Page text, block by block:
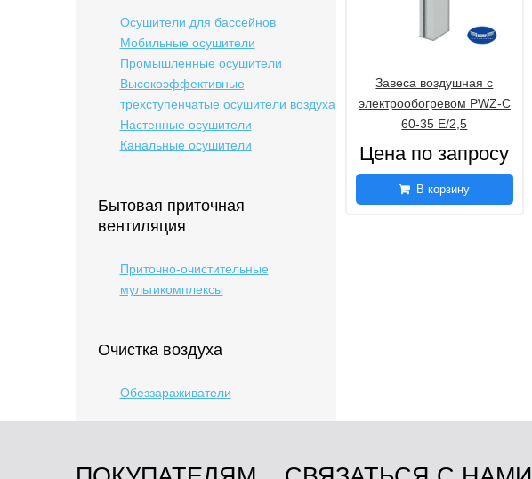
Осушители для бассейнов
Мобильные осушители
Промышленные осушители
Высокоэффективные
трехступенчатые осушители воздуха
Настенные осушители
Канальные осушители
Бытовая приточная
вентиляция
Приточно-очистительные
мультикомплексы
Очистка воздуха
Обеззараживатели
Завеса воздушная с
электрообогревом PWZ-C
60-35 E/2,5
Цена по запросу
В корзину